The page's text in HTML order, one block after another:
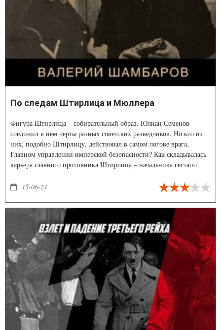
По следам Штирлица и Мюллера
Фигура Штирлица – собирательный образ. Юлиан Семенов
соединил в нем черты разных советских разведчиков. Но кто из
них, подобно Штирлицу, действовал в самом логове врага,
Главном управлении имперской безопасности? Как складывалась
карьера главного противника Штирлица – начальника гестапо
отдельными руководителями Третьего Рейха?
15-06-21